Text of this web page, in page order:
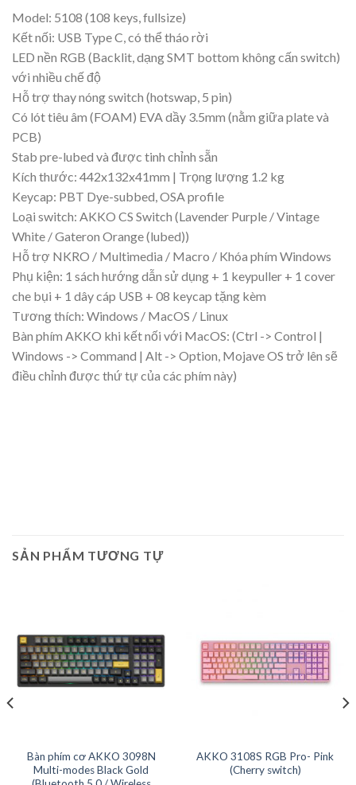
Model: 5108 (108 keys, fullsize)
Kết nối: USB Type C, có thể tháo rời
LED nền RGB (Backlit, dạng SMT bottom không cấn switch)
với nhiều chế độ
Hỗ trợ thay nóng switch (hotswap, 5 pin)
Có lót tiêu âm (FOAM) EVA dầy 3.5mm (nằm giữa plate và
PCB)
Stab pre-lubed và được tinh chỉnh sẵn
Kích thước: 442x132x41mm | Trọng lượng 1.2 kg
Keycap: PBT Dye-subbed, OSA profile
Loại switch: AKKO CS Switch (Lavender Purple / Vintage
White / Gateron Orange (lubed))
Hỗ trợ NKRO / Multimedia / Macro / Khóa phím Windows
Phụ kiện: 1 sách hướng dẫn sử dụng + 1 keypuller + 1 cover
che bụi + 1 dây cáp USB + 08 keycap tặng kèm
Tương thích: Windows / MacOS / Linux
Bàn phím AKKO khi kết nối với MacOS: (Ctrl -> Control |
Windows -> Command | Alt -> Option, Mojave OS trở lên sẽ
điều chỉnh được thứ tự của các phím này)
SẢN PHẨM TƯƠNG TỰ
Bàn phím cơ AKKO 3098N
Multi-modes Black Gold
AKKO 3108S RGB Pro- Pink
(Cherry switch)